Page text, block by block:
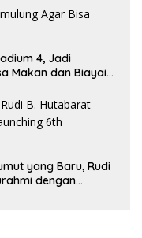
4, Jadi
Makan dan Biayai
yang Baru, Rudi
dengan